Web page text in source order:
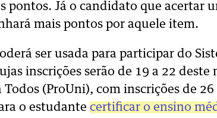
pontos. Já o candidato que acertar
mais pontos por aquele item.
ser usada para participar do
inscrições serão de 19 a 22 deste
Todos (ProUni), com inscrições de
o estudante certificar o ensino